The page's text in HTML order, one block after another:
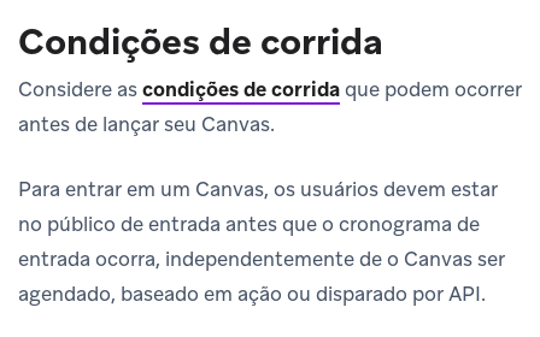
Condições de corrida
Considere ascondições de corridaque podem ocorrer
antes de lançar seu Canvas.
Para entrar em um Canvas, os usuários devem estar
no público de entrada antes que o cronograma de
entrada ocorra, independentemente de o Canvas ser
agendado, baseado em ação ou disparado por API.